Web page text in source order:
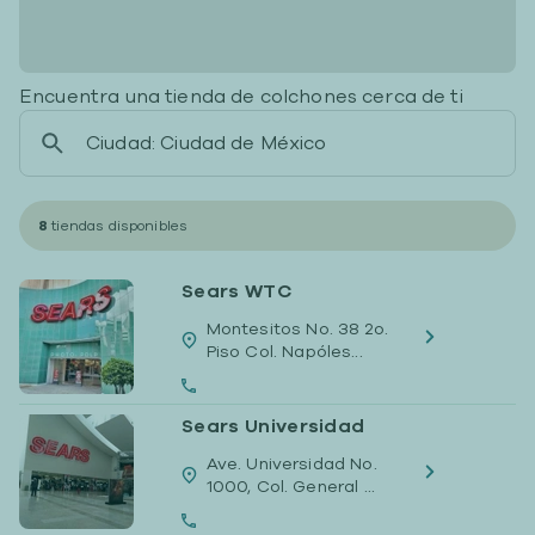
Encuentra una tienda de colchones cerca de ti
8 tiendas disponibles
Sears WTC
Montesitos No. 38 2o.
Piso Col. Napóles...
Sears Universidad
Ave. Universidad No.
1000, Col. General ...